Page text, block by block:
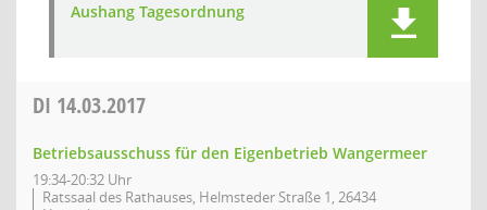
Aushang Tagesordnung
DI 14.03.2017
Betriebsausschuss für den Eigenbetrieb Wangermeer
19:34-20:32 Uhr
Ratssaal des Rathauses, Helmsteder Straße 1, 26434